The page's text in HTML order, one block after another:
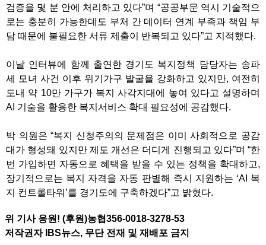
검증을 몇 분 안에 처리하고 있다”며 “공공부문 역시 기술적으
로는 충분히 가능한데도 부처 간 데이터 연계 부족과 책임 부
담 때문에 불필요한 서류 제출이 반복되고 있다”고 지적했다.
이날 인터뷰에 함께 출연한 경기도 복지정책 담당자는 송파
세 모녀 사건 이후 위기가구 발굴을 강화하고 있지만, 여전히
도내 약 10만 가구가 복지 사각지대에 놓여 있다고 설명하며
AI 기술을 활용한 복지서비스 확대 필요성에 공감했다.
박 의원은 “복지 신청주의의 문제점은 이미 사회적으로 공감
대가 형성돼 있지만 제도 개선은 더디게 진행되고 있다”며 “한
번 가입하면 자동으로 혜택을 받을 수 있는 정책을 확대하고,
장기적으로는 복지 자격을 자동 판별해 즉시 지원하는 ‘AI 복
지 컨트롤타워’를 경기도에 구축하겠다”고 밝혔다.
위 기사 응원! (후원)농협356-0018-3278-53
저작권자 IBS뉴스, 무단 전재 및 재배포 금지